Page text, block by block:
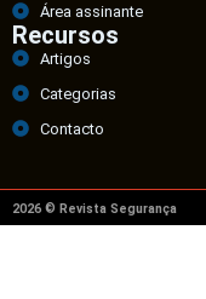
Área assinante
Recursos
Artigos
Categorias
Contacto
2026 © Revista Segurança